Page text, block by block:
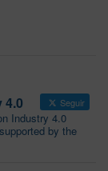
4.0 Seguir
Industry 4.0
by the